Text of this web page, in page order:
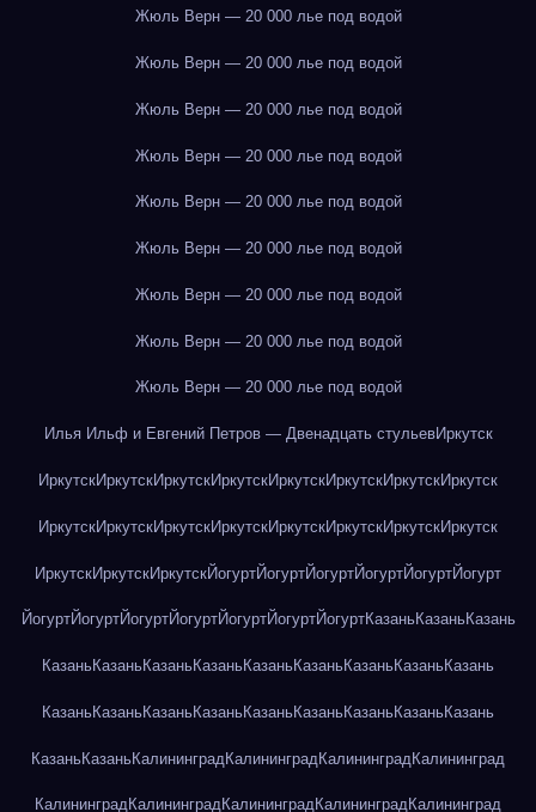
Жюль Верн — 20 000 лье под водой
Жюль Верн — 20 000 лье под водой
Жюль Верн — 20 000 лье под водой
Жюль Верн — 20 000 лье под водой
Жюль Верн — 20 000 лье под водой
Жюль Верн — 20 000 лье под водой
Жюль Верн — 20 000 лье под водой
Жюль Верн — 20 000 лье под водой
Жюль Верн — 20 000 лье под водой
Илья Ильф и Евгений Петров — Двенадцать стульевИркутск
ИркутскИркутскИркутскИркутскИркутскИркутскИркутскИркутск
ИркутскИркутскИркутскИркутскИркутскИркутскИркутскИркутск
ИркутскИркутскИркутскЙогуртЙогуртЙогуртЙогуртЙогуртЙогурт
ЙогуртЙогуртЙогуртЙогуртЙогуртЙогуртЙогуртКазаньКазаньКазань
КазаньКазаньКазаньКазаньКазаньКазаньКазаньКазаньКазань
КазаньКазаньКазаньКазаньКазаньКазаньКазаньКазаньКазань
КазаньКазаньКалининградКалининградКалининградКалининград
КалининградКалининградКалининградКалининградКалининград